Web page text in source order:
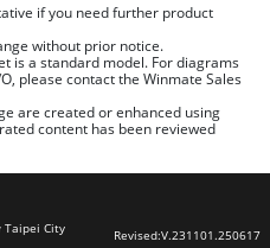
if you need further product
without prior notice.
is a standard model. For diagrams
please contact the Winmate Sales
are created or enhanced using
content has been reviewed
Taipei City
Revised:V.231101.250617